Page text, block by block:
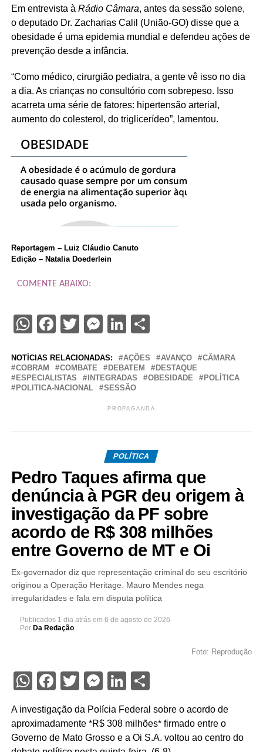
Em entrevista à Rádio Câmara, antes da sessão solene,
o deputado Dr. Zacharias Calil (União-GO) disse que a
obesidade é uma epidemia mundial e defendeu ações de
prevenção desde a infância.
“Como médico, cirurgião pediatra, a gente vê isso no dia
a dia. As crianças no consultório com sobrepeso. Isso
acarreta uma série de fatores: hipertensão arterial,
aumento do colesterol, do triglicerídeo”, lamentou.
Reportagem – Luiz Cláudio Canuto
Edição – Natalia Doederlein
COMENTE ABAIXO:
WhatsApp
Facebook
Twitter
Messenger
LinkedIn
Share
NOTÍCIAS RELACIONADAS: AÇÕES AVANÇO
CÂMARA
COBRAM
COMBATE DEBATEM
DESTAQUE
ESPECIALISTAS
INTEGRADAS OBESIDADE
POLÍTICA
POLITICA-NACIONAL
SESSÃO
PROPAGANDA
POLÍTICA
Pedro Taques afirma que
denúncia à PGR deu origem à
investigação da PF sobre
acordo de R$ 308 milhões
entre Governo de MT e Oi
Ex-governador diz que representação criminal do seu escritório
originou a Operação Heritage. Mauro Mendes nega
irregularidades e fala em disputa política
Publicados 1 dia atrás em 6 de agosto de 2026
Por Da Redação
Foto: Reprodução
WhatsApp
Facebook
Twitter
Messenger
LinkedIn
Share
A investigação da Polícia Federal sobre o acordo de
aproximadamente *R$ 308 milhões* firmado entre o
Governo de Mato Grosso e a Oi S.A. voltou ao centro do